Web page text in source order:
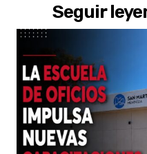
Seguir